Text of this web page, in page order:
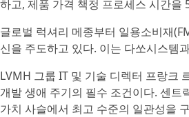
하고, 제품 가격 책정 프로세스 시간을
글로벌 럭셔리 메종부터 일용소비재
신을 주도하고 있다. 이는 다쏘시스템
LVMH 그룹 IT 및 기술 디렉터 프랑크
개발 생애 주기의 필수 조건이다. 센
가치 사슬에서 최고 수준의 일관성을